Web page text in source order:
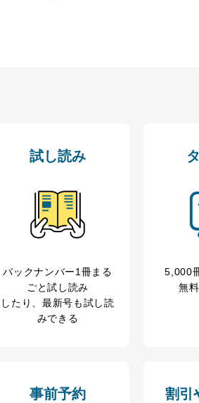
試し読み
バックナンバー1冊まる
ごと試し読み
したり、最新号も試し読
みできる
5,000
無
事前予約 割引